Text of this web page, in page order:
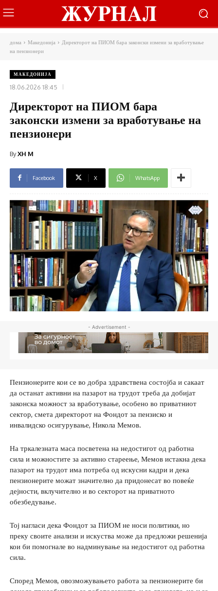
дома Македонија
Директорот на ПИОМ бара законски измени за вработување
на пензионери
МАКЕДОНИЈА
18.06.2026 18:45
Директорот на ПИОМ бара
законски измени за вработување на
пензионери
ByXH M
Facebook X WhatsApp
- Advertisement -
Пензионерите кои се во добра здравствена состојба и сакаат
да останат активни на пазарот на трудот треба да добијат
законска можност за вработување, особено во приватниот
сектор, смета директорот на Фондот за пензиско и
инвалидско осигурување, Никола Мемов.
На тркалезната маса посветена на недостигот од работна
сила и можностите за активно стареење, Мемов истакна дека
пазарот на трудот има потреба од искусни кадри и дека
пензионерите можат значително да придонесат во повеќе
дејности, вклучително и во секторот на приватното
обезбедување.
Тој нагласи дека Фондот за ПИОМ не носи политики, но
преку своите анализи и искуства може да предложи решенија
кои би помогнале во надминување на недостигот од работна
сила.
Според Мемов, овозможувањето работа за пензионерите би